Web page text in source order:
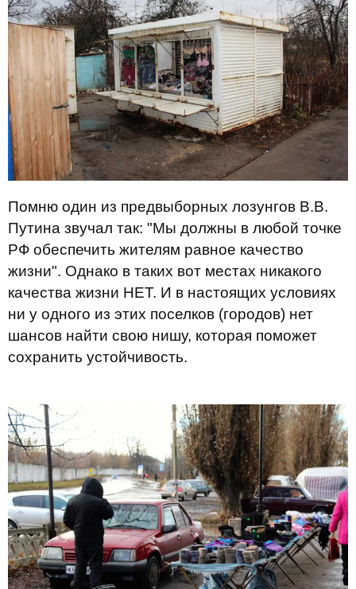
Помню один из предвыборных лозунгов В.В.
Путина звучал так: "Мы должны в любой точке
РФ обеспечить жителям равное качество
жизни". Однако в таких вот местах никакого
качества жизни НЕТ. И в настоящих условиях
ни у одного из этих поселков (городов) нет
шансов найти свою нишу, которая поможет
сохранить устойчивость.